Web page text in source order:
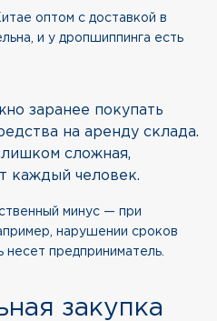
оптом с доставкой в
и у дропшиппинга есть
заранее покупать
на аренду склада.
сложная,
каждый человек.
минус — при
нарушении сроков
несет предприниматель.
закупка